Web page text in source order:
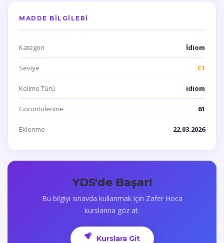
MADDE BILGILERI
Kategori İdiom
Seviye C1
Kelime Türü idiom
Görüntülenme 61
Eklenme 22.03.2026
YDS'de Başar!
Bu bilgiyi sınavda kullanmak için Zafer Hoca
kurslarına göz at.
Kurslara Git